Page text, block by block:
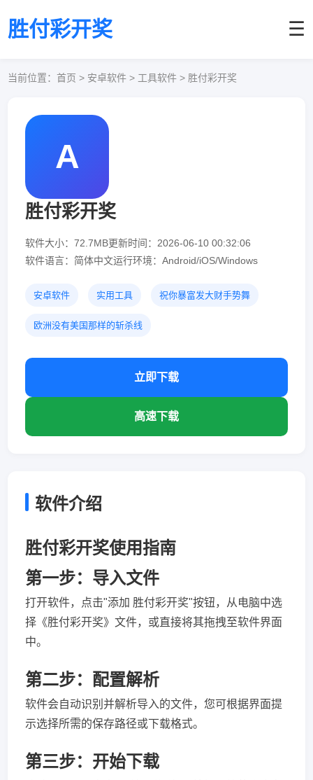
胜付彩开奖 ☰
当前位置：首页 > 安卓软件 > 工具软件 > 胜付彩开奖
A
胜付彩开奖
软件大小：72.7MB更新时间：2026-06-10 00:32:06
软件语言：简体中文运行环境：Android/iOS/Windows
安卓软件 实用工具 祝你暴富发大财手势舞
欧洲没有美国那样的斩杀线
立即下载
高速下载
软件介绍
胜付彩开奖使用指南
第一步：导入文件
打开软件，点击"添加 胜付彩开奖"按钮，从电脑中选
择《胜付彩开奖》文件，或直接将其拖拽至软件界面
中。
第二步：配置解析
软件会自动识别并解析导入的文件，您可根据界面提
示选择所需的保存路径或下载格式。
第三步：开始下载